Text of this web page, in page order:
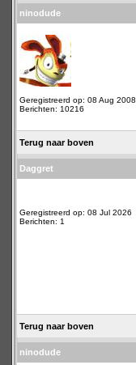
ninodude
Geregistreerd op: 08 Aug 2008
Berichten: 10216
Terug naar boven
Daggret
Geregistreerd op: 08 Jul 2026
Berichten: 1
Terug naar boven
ninodude